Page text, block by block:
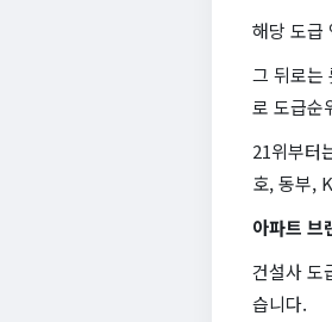
해당 도급
그 뒤로는
로 도급순
21위부터
호, 동부,
아파트 브
건설사 도
습니다.